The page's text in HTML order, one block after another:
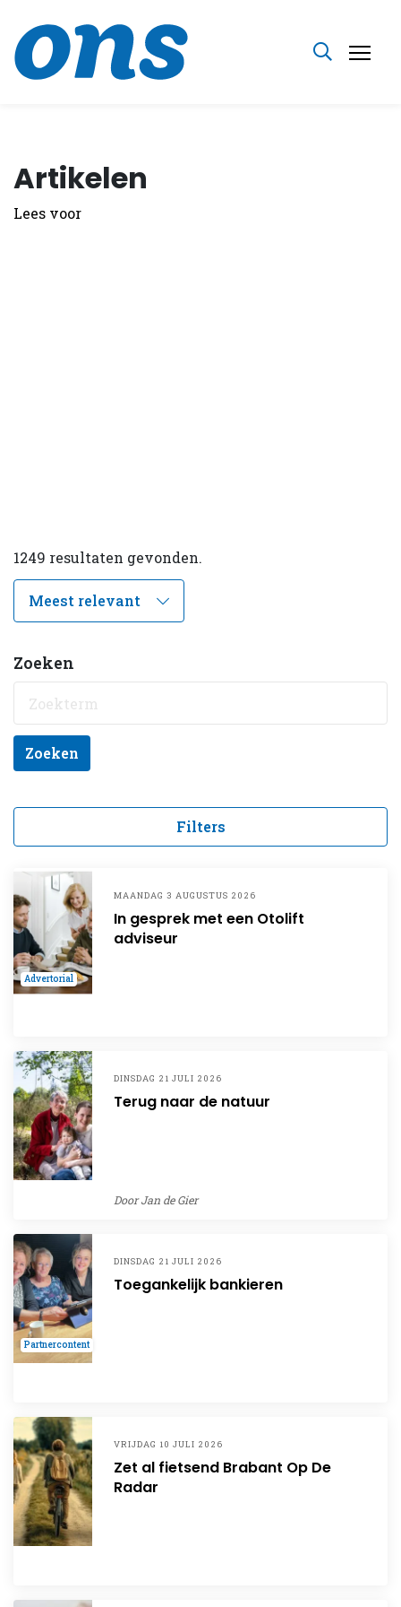
Artikelen
Lees voor
1249 resultaten gevonden.
Zoeken
Zoeken
Filters
MAANDAG 3 AUGUSTUS 2026
In gesprek met een Otolift
adviseur
Advertorial
DINSDAG 21 JULI 2026
Terug naar de natuur
DoorJan de Gier
DINSDAG 21 JULI 2026
Toegankelijk bankieren
Partnercontent
VRIJDAG 10 JULI 2026
Zet al fietsend Brabant Op De
Radar